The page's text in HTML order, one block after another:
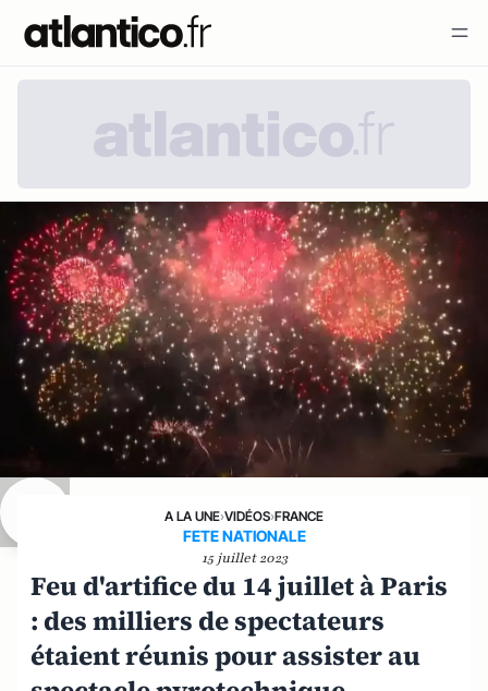
A LA UNE›VIDÉOS›FRANCE
FETE NATIONALE
15 juillet 2023
Feu d'artifice du 14 juillet à Paris
: des milliers de spectateurs
étaient réunis pour assister au